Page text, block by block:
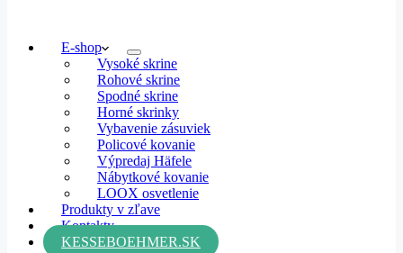
E-shop
Vysoké skrine
Rohové skrine
Spodné skrine
Horné skrinky
Vybavenie zásuviek
Policové kovanie
Výpredaj Häfele
Nábytkové kovanie
LOOX osvetlenie
Produkty v zľave
Kontakty
KESSEBOEHMER.SK